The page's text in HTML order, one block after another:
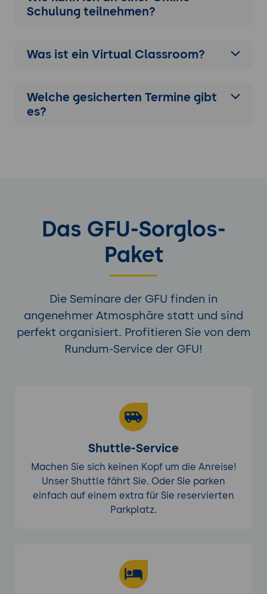
Schulung teilnehmen?
Was ist ein Virtual Classroom?
Welche gesicherten Termine gibt
es?
Das GFU-Sorglos-
Paket
Die Seminare der GFU finden in
angenehmer Atmosphäre statt und sind
perfekt organisiert. Profitieren Sie von dem
Rundum-Service der GFU!
Shuttle-Service
Machen Sie sich keinen Kopf um die Anreise!
Unser Shuttle fährt Sie. Oder Sie parken
einfach auf einem extra für Sie reservierten
Parkplatz.